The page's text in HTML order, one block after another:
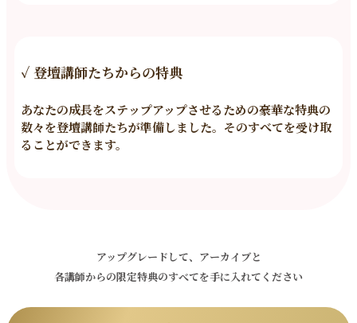
✓ 登壇講師たちからの特典
あなたの成長をステップアップさせるための豪華な特典の
数々を登壇講師たちが準備しました。そのすべてを受け取
ることができます。
アップグレードして、 アーカイブと
各講師からの限定特典のすべてを手に入れてください